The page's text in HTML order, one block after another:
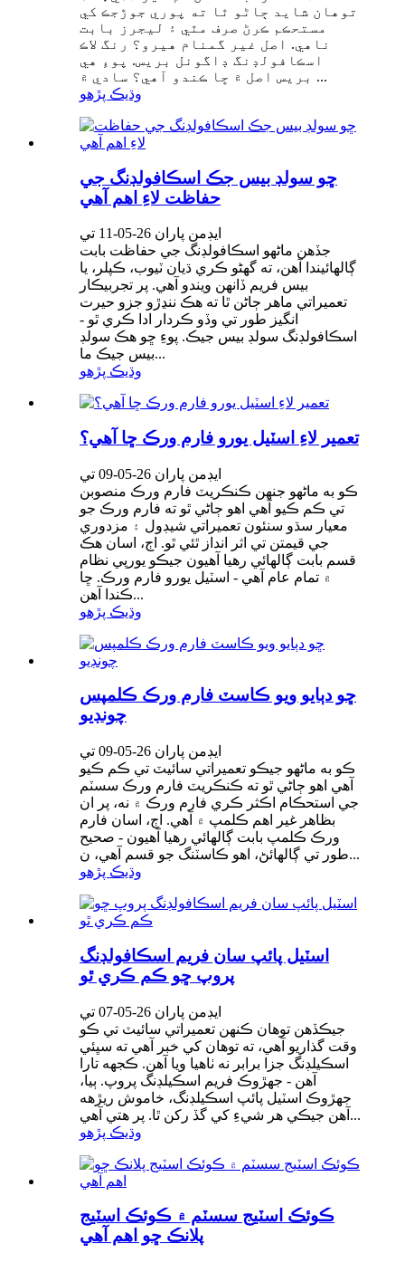
توهان شايد ڄاڻو ٿا ته پوري جوڙجڪ کي
مستحڪم ڪرڻ صرف مٿي ۽ ليجرز بابت
ناهي. اصل غير گمنام هيرو؟ رنگ لاڪ
اسڪافولڊنگ ڊاگونل بريس. پوءِ هي
بريس اصل ۾ ڇا ڪندو آهي؟ سادي ۾ ...
وڌيڪ پڙهو
ڇو سولڊ بيس جڪ اسڪافولڊنگ جي
حفاظت لاءِ اهم آهي
ايڊمن پاران 26-05-11 تي
جڏهن ماڻهو اسڪافولڊنگ جي حفاظت بابت
ڳالهائيندا آهن، ته گهڻو ڪري ڌيان ٽيوب، ڪپلر، يا
بيس فريم ڏانهن ويندو آهي. پر تجربيڪار
تعميراتي ماهر ڄاڻن ٿا ته هڪ ننڍڙو جزو حيرت
انگيز طور تي وڏو ڪردار ادا ڪري ٿو -
اسڪافولڊنگ سولڊ بيس جيڪ. پوءِ ڇو هڪ سولڊ
بيس جيڪ ما...
وڌيڪ پڙهو
تعمير لاءِ اسٽيل يورو فارم ورڪ ڇا آهي؟
ايڊمن پاران 26-05-09 تي
ڪو به ماڻهو جنهن ڪنڪريٽ فارم ورڪ منصوبن
تي ڪم ڪيو آهي اهو ڄاڻي ٿو ته فارم ورڪ جو
معيار سڌو سنئون تعميراتي شيڊول ۽ مزدوري
جي قيمتن تي اثر انداز ٿئي ٿو. اڄ، اسان هڪ
قسم بابت ڳالهائي رهيا آهيون جيڪو يورپي نظام
۾ تمام عام آهي - اسٽيل يورو فارم ورڪ. ڇا
ڪندا آهن...
وڌيڪ پڙهو
ڇو دٻايو ويو ڪاسٽ فارم ورڪ ڪلمپس
چونڊيو
ايڊمن پاران 26-05-09 تي
ڪو به ماڻهو جيڪو تعميراتي سائيٽ تي ڪم ڪيو
آهي اهو ڄاڻي ٿو ته ڪنڪريٽ فارم ورڪ سسٽم
جي استحڪام اڪثر ڪري فارم ورڪ ۾ نه، پر ان
بظاهر غير اهم ڪلمپ ۾ آهي. اڄ، اسان فارم
ورڪ ڪلمپ بابت ڳالهائي رهيا آهيون - صحيح
طور تي ڳالهائڻ، اهو ڪاسٽنگ جو قسم آهي، ن...
وڌيڪ پڙهو
اسٽيل پائپ سان فريم اسڪافولڊنگ
پروپ ڇو ڪم ڪري ٿو
ايڊمن پاران 26-05-07 تي
جيڪڏهن توهان ڪنهن تعميراتي سائيٽ تي ڪو
وقت گذاريو آهي، ته توهان کي خبر آهي ته سڀئي
اسڪيلڊنگ جزا برابر نه ٺاهيا ويا آهن. ڪجهه تارا
آهن - جهڙوڪ فريم اسڪيلڊنگ پروپ. ٻيا،
جهڙوڪ اسٽيل پائپ اسڪيلڊنگ، خاموش ريڙهه
آهن جيڪي هر شيءِ کي گڏ رکن ٿا. پر هتي آهي...
وڌيڪ پڙهو
ڪوئڪ اسٽيج سسٽم ۾ ڪوئڪ اسٽيج
پلانڪ ڇو اهم آهي